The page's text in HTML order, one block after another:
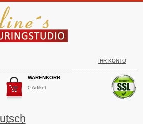
IHR KONTO
WARENKORB
0 Artikel